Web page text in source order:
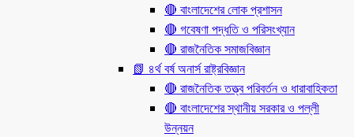
🔴 বাংলাদেশের লোক প্রশাসন
🔴 গবেষণা পদ্ধতি ও পরিসংখ্যান
🔴 রাজনৈতিক সমাজবিজ্ঞান
📗 ৪র্থ বর্ষ অনার্স রাষ্ট্রবিজ্ঞান
🔴 রাজনৈতিক তত্ত্ব পরিবর্তন ও ধারাবাহিকতা
🔴 বাংলাদেশের স্থানীয় সরকার ও পল্লী
উন্নয়ন